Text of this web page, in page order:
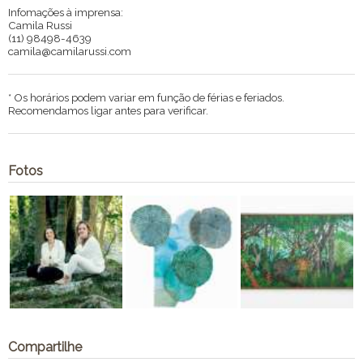
Infomações à imprensa:
Camila Russi
(11) 98498-4639
camila@camilarussi.com
* Os horários podem variar em função de férias e feriados.
Recomendamos ligar antes para verificar.
Fotos
Compartilhe